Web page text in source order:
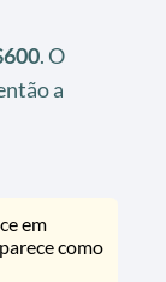
. O
a
em
como